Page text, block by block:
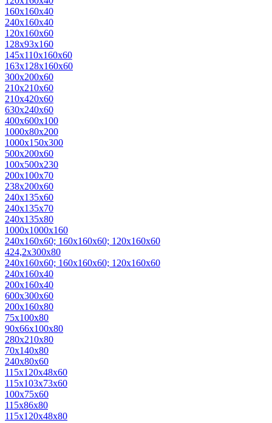
160х160х40
240х160х40
120х160х60
128х93х160
145х110х160х60
163х128х160х60
300х200х60
210х210х60
210х420х60
630х240х60
400х600х100
1000х80х200
1000х150х300
500х200х60
100х500х230
200х100х70
238х200х60
240х135х60
240х135х70
240х135х80
1000х1000х160
240х160х60; 160х160х60; 120х160х60
424,2х300х80
240х160х60; 160х160х60; 120х160х60
240x160x40
200x160x40
600x300x60
200х160х80
75х100х80
90х66х100х80
280x210x80
70х140х80
240х80х60
115х120х48х60
115х103х73х60
100х75х60
115х86х80
115х120х48х80